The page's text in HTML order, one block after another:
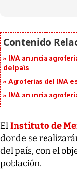
IMA anuncia
del país
Agroferias del IMA
IMA anuncia
ElInstituto de
donde se
del país, con el
población.